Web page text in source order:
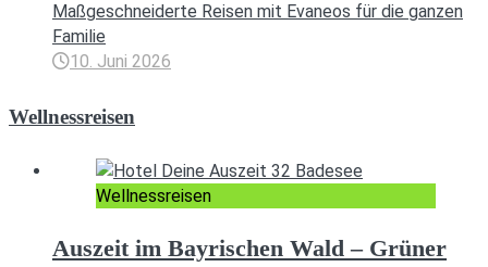
Maßgeschneiderte Reisen mit Evaneos für die ganzen
Familie
10. Juni 2026
Wellnessreisen
Wellnessreisen
Auszeit im Bayrischen Wald – Grüner